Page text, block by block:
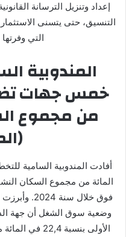
إعداد وتنزيل الترسانة
التنسيق، حتى يتسنى الاستثمار
التي
المندوبية
من مجموع
فوق خلال
وضعية سوق الشغل أن جهة
الأولى بنسبة